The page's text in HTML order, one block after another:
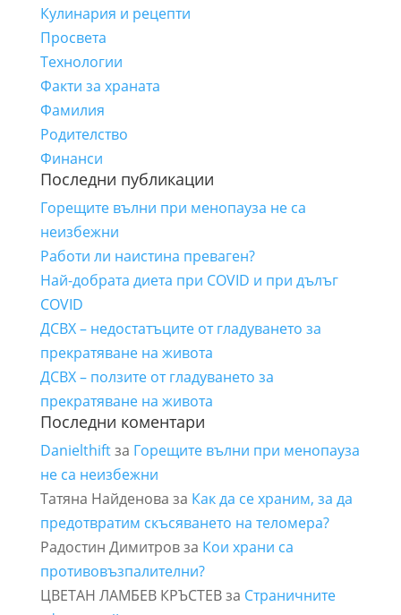
Кулинария и рецепти
Просвета
Технологии
Факти за храната
Фамилия
Родителство
Финанси
Последни публикации
Горещите вълни при менопауза не са
неизбежни
Работи ли наистина преваген?
Най-добрата диета при COVID и при дълъг
COVID
ДСВХ – недостатъците от гладуването за
прекратяване на живота
ДСВХ – ползите от гладуването за
прекратяване на живота
Последни коментари
Danielthiftза Горещите вълни при менопауза
не са неизбежни
Татяна Найденова за Как да се храним, за да
предотвратим скъсяването на теломера?
Радостин Димитровза Кои храни са
противовъзпалителни?
ЦВЕТАН ЛАМБЕВ КРЪСТЕВза Страничните